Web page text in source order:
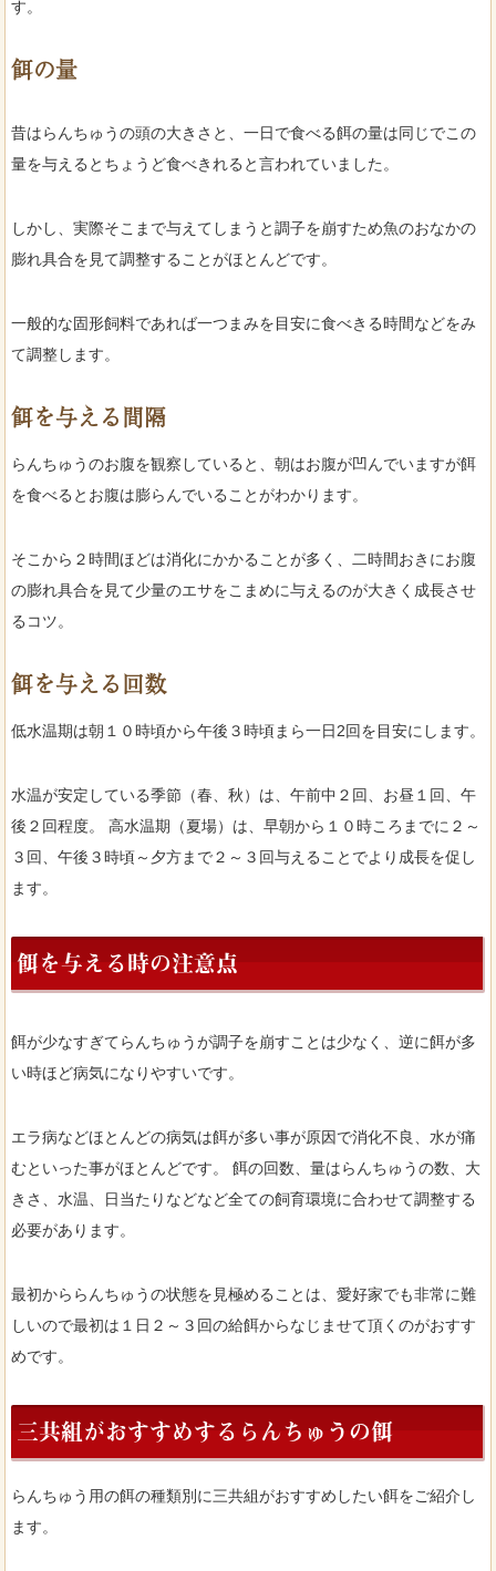
す。
餌の量
昔はらんちゅうの頭の大きさと、一日で食べる餌の量は同じでこの
量を与えるとちょうど食べきれると言われていました。
しかし、実際そこまで与えてしまうと調子を崩すため魚のおなかの
膨れ具合を見て調整することがほとんどです。
一般的な固形飼料であれば一つまみを目安に食べきる時間などをみ
て調整します。
餌を与える間隔
らんちゅうのお腹を観察していると、朝はお腹が凹んでいますが餌
を食べるとお腹は膨らんでいることがわかります。
そこから２時間ほどは消化にかかることが多く、二時間おきにお腹
の膨れ具合を見て少量のエサをこまめに与えるのが大きく成長させ
るコツ。
餌を与える回数
低水温期は朝１０時頃から午後３時頃まら一日2回を目安にします。
水温が安定している季節（春、秋）は、午前中２回、お昼１回、午
後２回程度。 高水温期（夏場）は、早朝から１０時ころまでに２～
３回、午後３時頃～夕方まで２～３回与えることでより成長を促し
ます。
餌を与える時の注意点
餌が少なすぎてらんちゅうが調子を崩すことは少なく、逆に餌が多
い時ほど病気になりやすいです。
エラ病などほとんどの病気は餌が多い事が原因で消化不良、水が痛
むといった事がほとんどです。 餌の回数、量はらんちゅうの数、大
きさ、水温、日当たりなどなど全ての飼育環境に合わせて調整する
必要があります。
最初かららんちゅうの状態を見極めることは、愛好家でも非常に難
しいので最初は１日２～３回の給餌からなじませて頂くのがおすす
めです。
三共組がおすすめするらんちゅうの餌
らんちゅう用の餌の種類別に三共組がおすすめしたい餌をご紹介し
ます。